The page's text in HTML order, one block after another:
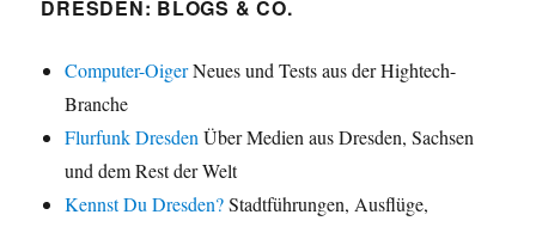
DRESDEN: BLOGS & CO.
Computer-OigerNeues und Tests aus der Hightech-
Branche
Flurfunk Dresden Über Medien aus Dresden, Sachsen
und dem Rest der Welt
Kennst Du Dresden?Stadtführungen, Ausflüge,